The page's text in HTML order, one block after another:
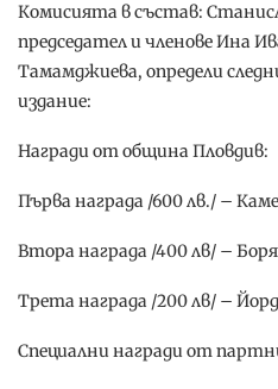
Комисията в състав:
председател и членове Ина
Тамамджиева, определи
издание:
Награди от община Пловдив:
Първа награда /600 лв./ –
Втора награда /400 лв/ –
Трета награда /200 лв/ –
Специални награди от